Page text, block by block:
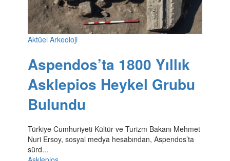
Aktüel Arkeoloji
Aspendos’ta 1800 Yıllık
Asklepios Heykel Grubu
Bulundu
Türkiye Cumhuriyeti Kültür ve Turizm Bakanı Mehmet
Nuri Ersoy, sosyal medya hesabından, Aspendos’ta
sürd...